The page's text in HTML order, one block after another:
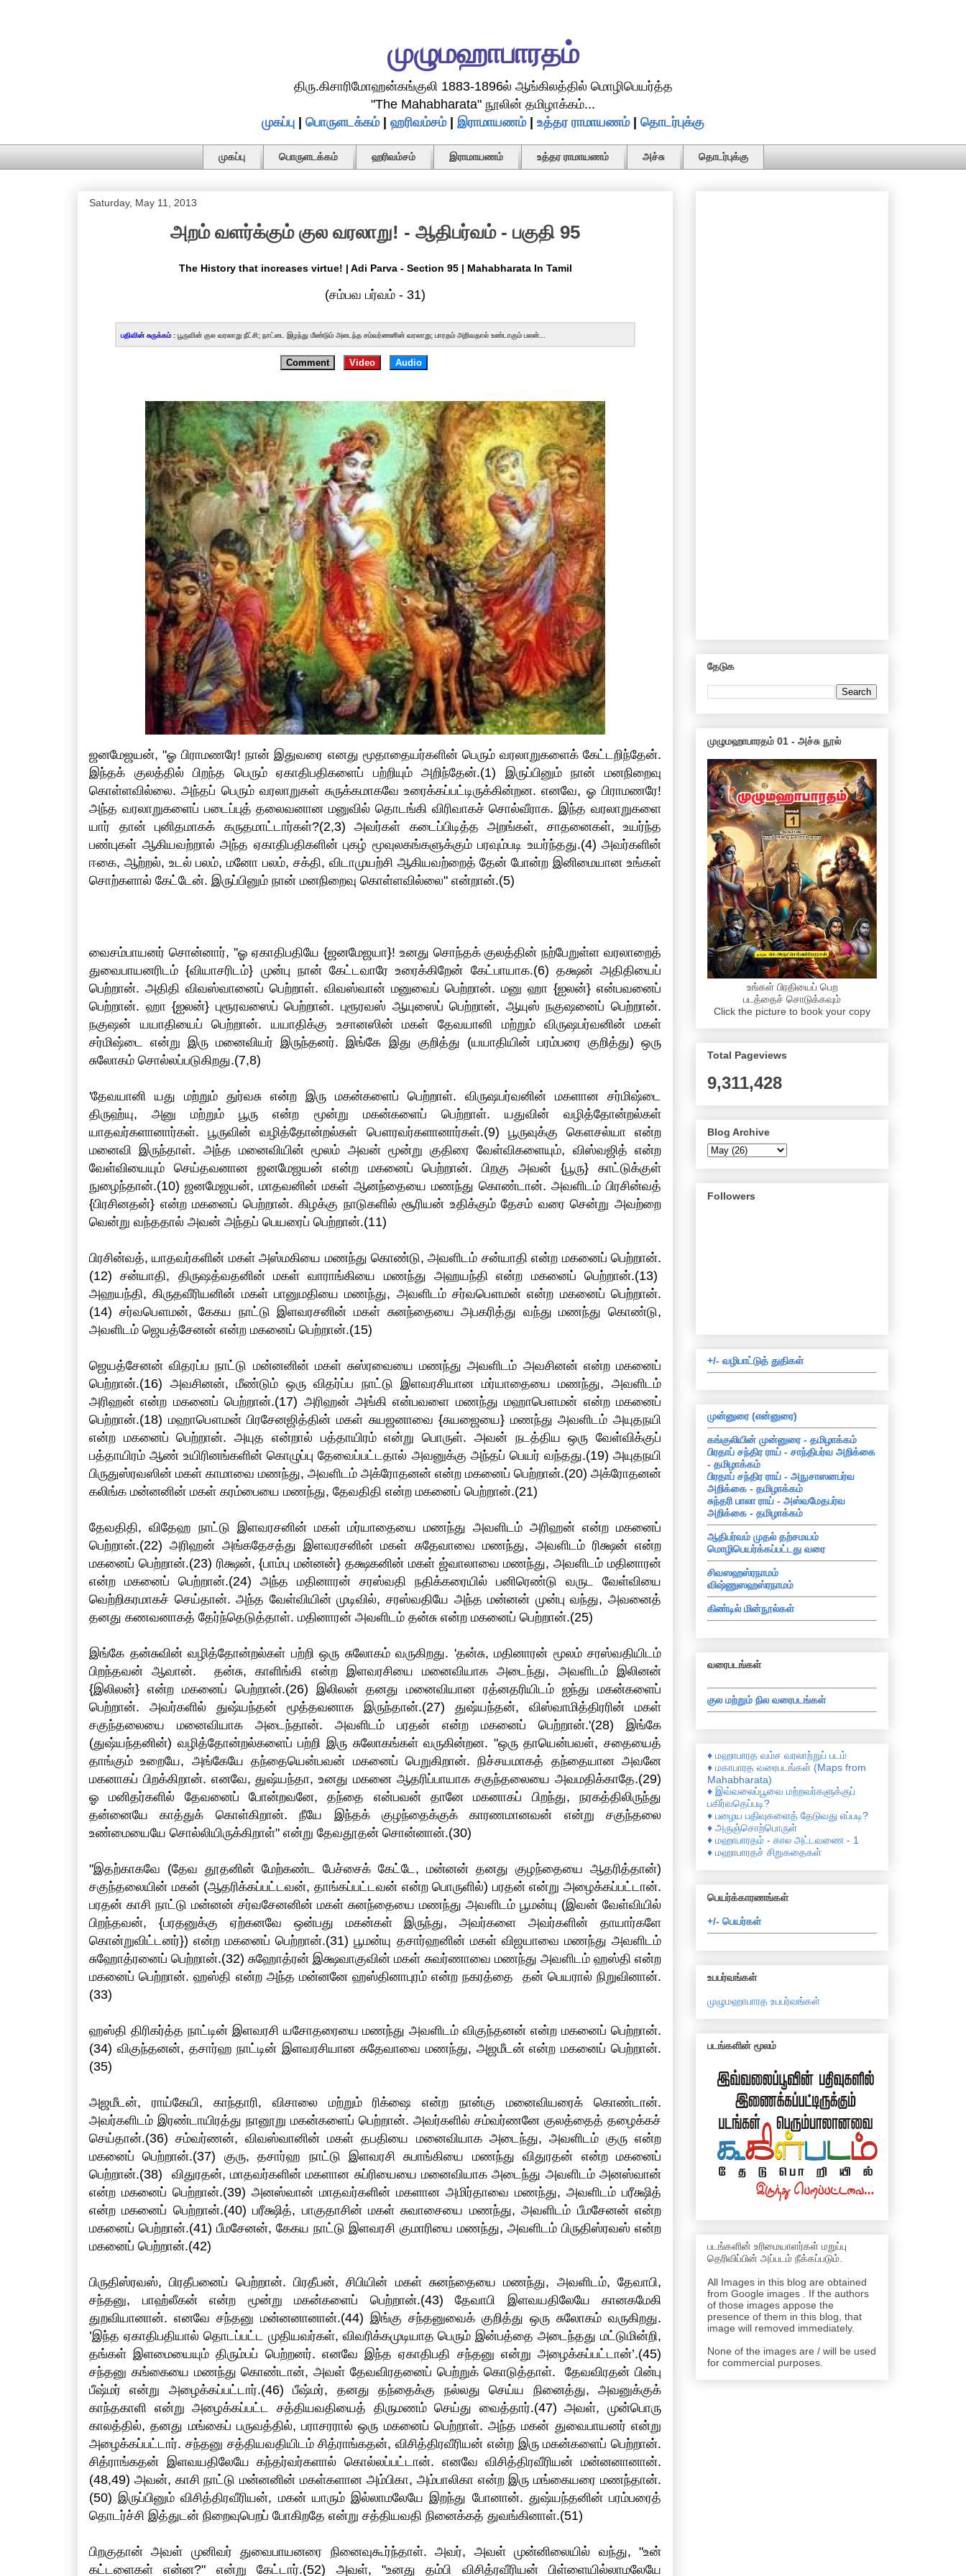
முழுமஹாபாரதம்
திரு.கிசாரிமோஹன்கங்குலி 1883-1896ல் ஆங்கிலத்தில் மொழிபெயர்த்த
"The Mahabharata" நூலின் தமிழாக்கம்...
முகப்பு
பொருளடக்கம்| ஹரிவம்சம்| இராமாயணம்| உத்தர ராமாயணம்| தொடர்புக்கு
முகப்பு பொருளடக்கம் ஹரிவம்சம் இராமாயணம் உத்தர ராமாயணம் அச்சு தொடர்புக்கு
Saturday, May 11, 2013
அறம் வளர்க்கும் குல வரலாறு! - ஆதிபர்வம் - பகுதி 95
The History that increases virtue! | Adi Parva - Section 95 | Mahabharata In Tamil
(சம்பவ பர்வம் - 31)
பதிவின் சுருக்கம் : பூருவின் குல வரலாறு நீட்சி; நாட்டை இழந்து மீண்டும் அடைந்த சம்வர்ணனின் வரலாறு; பாரதம் அறிவதால் உண்டாகும் பலன்...
Comment Video Audio
ஜனமேஜயன், "ஓ பிராமணரே! நான் இதுவரை எனது மூதாதையர்களின் பெரும் வரலாறுகளைக் கேட்டறிந்தேன்.
இந்தக் குலத்தில் பிறந்த பெரும் ஏகாதிபதிகளைப் பற்றியும் அறிந்தேன்.(1) இருப்பினும் நான் மனநிறைவு
கொள்ளவில்லை. அந்தப் பெரும் வரலாறுகள் சுருக்கமாகவே உரைக்கப்பட்டிருக்கின்றன. எனவே, ஓ பிராமணரே!
அந்த வரலாறுகளைப் படைப்புத் தலைவனான மனுவில் தொடங்கி விரிவாகச் சொல்வீராக. இந்த வரலாறுகளை
யார் தான் புனிதமாகக் கருதமாட்டார்கள்?(2,3) அவர்கள் கடைப்பிடித்த அறங்கள், சாதனைகள், உயர்ந்த
பண்புகள் ஆகியவற்றால் அந்த ஏகாதிபதிகளின் புகழ் மூவுலகங்களுக்கும் பரவும்படி உயர்ந்தது.(4) அவர்களின்
ஈகை, ஆற்றல், உடல் பலம், மனோ பலம், சக்தி, விடாமுயற்சி ஆகியவற்றைத் தேன் போன்ற இனிமையான உங்கள்
சொற்களால் கேட்டேன். இருப்பினும் நான் மனநிறைவு கொள்ளவில்லை" என்றான்.(5)
வைசம்பாயனர் சொன்னார், "ஓ ஏகாதிபதியே {ஜனமேஜயா}! உனது சொந்தக் குலத்தின் நற்பேறுள்ள வரலாறைத்
துவைபாயனரிடம் {வியாசரிடம்} முன்பு நான் கேட்டவாரே உரைக்கிறேன் கேட்பாயாக.(6) தக்ஷன் அதிதியைப்
பெற்றான். அதிதி விவஸ்வானைப் பெற்றாள். விவஸ்வான் மனுவைப் பெற்றான். மனு ஹா {ஐலன்} என்பவனைப்
பெற்றான். ஹா {ஐலன்} புரூரவஸைப் பெற்றான். புரூரவஸ் ஆயுஸைப் பெற்றான், ஆயுஸ் நகுஷனைப் பெற்றான்.
நகுஷன் யயாதியைப் பெற்றான். யயாதிக்கு உசானஸின் மகள் தேவயானி மற்றும் விருஷபர்வனின் மகள்
சர்மிஷ்டை என்று இரு மனைவியர் இருந்தனர். இங்கே இது குறித்து (யயாதியின் பரம்பரை குறித்து) ஒரு
சுலோகம் சொல்லப்படுகிறது.(7,8)
'தேவயானி யது மற்றும் துர்வசு என்ற இரு மகன்களைப் பெற்றாள். விருஷபர்வனின் மகளான சர்மிஷ்டை
திருஹ்யு, அனு மற்றும் பூரு என்ற மூன்று மகன்களைப் பெற்றாள். யதுவின் வழித்தோன்றல்கள்
யாதவர்களானார்கள். பூருவின் வழித்தோன்றல்கள் பௌரவர்களானார்கள்.(9) பூருவுக்கு கௌசல்யா என்ற
மனைவி இருந்தாள். அந்த மனைவியின் மூலம் அவன் மூன்று குதிரை வேள்விகளையும், விஸ்வஜித் என்ற
வேள்வியையும் செய்தவனான ஜனமேஜயன் என்ற மகனைப் பெற்றான். பிறகு அவன் {பூரு} காட்டுக்குள்
நுழைந்தான்.(10) ஜனமேஜயன், மாதவனின் மகள் ஆனந்தையை மணந்து கொண்டான். அவளிடம் பிரசின்வத்
{பிரசினதன்} என்ற மகனைப் பெற்றான். கிழக்கு நாடுகளில் சூரியன் உதிக்கும் தேசம் வரை சென்று அவற்றை
வென்று வந்ததால் அவன் அந்தப் பெயரைப் பெற்றான்.(11)
பிரசின்வத், யாதவர்களின் மகள் அஸ்மகியை மணந்து கொண்டு, அவளிடம் சன்யாதி என்ற மகனைப் பெற்றான்.
(12) சன்யாதி, திருஷத்வதனின் மகள் வாராங்கியை மணந்து அஹயந்தி என்ற மகனைப் பெற்றான்.(13)
அஹயந்தி, கிருதவீரியனின் மகள் பானுமதியை மணந்து, அவளிடம் சர்வபௌமன் என்ற மகனைப் பெற்றான்.
(14) சர்வபௌமன், கேகய நாட்டு இளவரசனின் மகள் சுனந்தையை அபகரித்து வந்து மணந்து கொண்டு,
அவளிடம் ஜெயத்சேனன் என்ற மகனைப் பெற்றான்.(15)
ஜெயத்சேனன் விதரப்ப நாட்டு மன்னனின் மகள் சுஸ்ரவையை மணந்து அவளிடம் அவசினன் என்ற மகனைப்
பெற்றான்.(16) அவசினன், மீண்டும் ஒரு விதர்ப்ப நாட்டு இளவரசியான மர்யாதையை மணந்து, அவளிடம்
அரிஹன் என்ற மகனைப் பெற்றான்.(17) அரிஹன் அங்கி என்பவளை மணந்து மஹாபௌமன் என்ற மகனைப்
பெற்றான்.(18) மஹாபௌமன் பிரசேனஜித்தின் மகள் சுயஜனாவை {சுயஜையை} மணந்து அவளிடம் அயுதநயி
என்ற மகனைப் பெற்றான். அயுத என்றால் பத்தாயிரம் என்று பொருள். அவன் நடத்திய ஒரு வேள்விக்குப்
பத்தாயிரம் ஆண் உயிரினங்களின் கொழுப்பு தேவைப்பட்டதால் அவனுக்கு அந்தப் பெயர் வந்தது.(19) அயுதநயி
பிருதுஸ்ரவஸின் மகள் காமாவை மணந்து, அவளிடம் அக்ரோதனன் என்ற மகனைப் பெற்றான்.(20) அக்ரோதனன்
கலிங்க மன்னனின் மகள் கரம்பையை மணந்து, தேவதிதி என்ற மகனைப் பெற்றான்.(21)
தேவதிதி, விதேஹ நாட்டு இளவரசனின் மகள் மர்யாதையை மணந்து அவளிடம் அரிஹன் என்ற மகனைப்
பெற்றான்.(22) அரிஹன் அங்கதேசத்து இளவரசனின் மகள் சுதேவாவை மணந்து, அவளிடம் ரிக்ஷன் என்ற
மகனைப் பெற்றான்.(23) ரிக்ஷன், {பாம்பு மன்னன்} தக்ஷகனின் மகள் ஜ்வாலாவை மணந்து, அவளிடம் மதினாரன்
என்ற மகனைப் பெற்றான்.(24) அந்த மதினாரன் சரஸ்வதி நதிக்கரையில் பனிரெண்டு வருட வேள்வியை
வெற்றிகரமாகச் செய்தான். அந்த வேள்வியின் முடிவில், சரஸ்வதியே அந்த மன்னன் முன்பு வந்து, அவனைத்
தனது கணவனாகத் தேர்ந்தெடுத்தாள். மதினாரன் அவளிடம் தன்சு என்ற மகனைப் பெற்றான்.(25)
இங்கே தன்சுவின் வழித்தோன்றல்கள் பற்றி ஒரு சுலோகம் வருகிறது. 'தன்சு, மதினாரன் மூலம் சரஸ்வதியிடம்
பிறந்தவன் ஆவான். தன்சு, காளிங்கி என்ற இளவரசியை மனைவியாக அடைந்து, அவளிடம் இலினன்
{இலிலன்} என்ற மகனைப் பெற்றான்.(26) இலிலன் தனது மனைவியான ரத்னதரியிடம் ஐந்து மகன்களைப்
பெற்றான். அவர்களில் துஷ்யந்தன் மூத்தவனாக இருந்தான்.(27) துஷ்யந்தன், விஸ்வாமித்திரரின் மகள்
சகுந்தலையை மனைவியாக அடைந்தான். அவளிடம் பரதன் என்ற மகனைப் பெற்றான்.'(28) இங்கே
(துஷ்யந்தனின்) வழித்தோன்றல்களைப் பற்றி இரு சுலோகங்கள் வருகின்றன. "ஒரு தாயென்பவள், சதையைத்
தாங்கும் உறையே, அங்கேயே தந்தையென்பவன் மகனைப் பெறுகிறான். நிச்சயமாகத் தந்தையான அவனே
மகனாகப் பிறக்கிறான். எனவே, துஷ்யந்தா, உனது மகனை ஆதரிப்பாயாக சகுந்தலையை அவமதிக்காதே.(29)
ஓ மனிதர்களில் தேவனைப் போன்றவனே, தந்தை என்பவன் தானே மகனாகப் பிறந்து, நரகத்திலிருந்து
தன்னையே காத்துக் கொள்கிறான். நீயே இந்தக் குழந்தைக்குக் காரணமானவன் என்று சகுந்தலை
உண்மையையே சொல்லியிருக்கிறாள்" என்று தேவதூதன் சொன்னான்.(30)
"இதற்காகவே (தேவ தூதனின் மேற்கண்ட பேச்சைக் கேட்டே, மன்னன் தனது குழந்தையை ஆதரித்தான்)
சகுந்தலையின் மகன் (ஆதரிக்கப்பட்டவன், தாங்கப்பட்டவன் என்ற பொருளில்) பரதன் என்று அழைக்கப்பட்டான்.
பரதன் காசி நாட்டு மன்னன் சர்வசேனனின் மகள் சுனந்தையை மணந்து அவளிடம் பூமன்யு (இவன் வேள்வியில்
பிறந்தவன், {பரதனுக்கு ஏற்கனவே ஒன்பது மகன்கள் இருந்து, அவர்களை அவர்களின் தாயார்களே
கொன்றுவிட்டனர்}) என்ற மகனைப் பெற்றான்.(31) பூமன்யு தசார்ஹனின் மகள் விஜயாவை மணந்து அவளிடம்
சுஹோத்ரனைப் பெற்றான்.(32) சுஹோத்ரன் இக்ஷவாகுவின் மகள் சுவர்ணாவை மணந்து அவளிடம் ஹஸ்தி என்ற
மகனைப் பெற்றான். ஹஸ்தி என்ற அந்த மன்னனே ஹஸ்தினாபுரம் என்ற நகரத்தை தன் பெயரால் நிறுவினான்.
(33)
ஹஸ்தி திரிகர்த்த நாட்டின் இளவரசி யசோதரையை மணந்து அவளிடம் விகுந்தனன் என்ற மகனைப் பெற்றான்.
(34) விகுந்தனன், தசார்ஹ நாட்டின் இளவரசியான சுதேவாவை மணந்து, அஜமீடன் என்ற மகனைப் பெற்றான்.
(35)
அஜமீடன், ராய்கேயி, காந்தாரி, விசாலை மற்றும் ரிக்ஷை என்ற நான்கு மனைவியரைக் கொண்டான்.
அவர்களிடம் இரண்டாயிரத்து நானூறு மகன்களைப் பெற்றான். அவர்களில் சம்வர்ணனே குலத்தைத் தழைக்கச்
செய்தான்.(36) சம்வர்ணன், விவஸ்வானின் மகள் தபதியை மனைவியாக அடைந்து, அவளிடம் குரு என்ற
மகனைப் பெற்றான்.(37) குரு, தசார்ஹ நாட்டு இளவரசி சுபாங்கியை மணந்து விதுரதன் என்ற மகனைப்
பெற்றான்.(38) விதுரதன், மாதவர்களின் மகளான சுப்ரியையை மனைவியாக அடைந்து அவளிடம் அனஸ்வான்
என்ற மகனைப் பெற்றான்.(39) அனஸ்வான் மாதவர்களின் மகளான அமிர்தாவை மணந்து, அவளிடம் பரீக்ஷித்
என்ற மகனைப் பெற்றான்.(40) பரீக்ஷித், பாகுதாசின் மகள் சுவாசையை மணந்து, அவளிடம் பீமசேனன் என்ற
மகனைப் பெற்றான்.(41) பீமசேனன், கேகய நாட்டு இளவரசி குமாரியை மணந்து, அவளிடம் பிருதிஸ்ரவஸ் என்ற
மகனைப் பெற்றான்.(42)
பிருதிஸ்ரவஸ், பிரதீபனைப் பெற்றான். பிரதீபன், சிபியின் மகள் சுனந்தையை மணந்து, அவளிடம், தேவாபி,
சந்தனு, பாஹ்லீகன் என்ற மூன்று மகன்களைப் பெற்றான்.(43) தேவாபி இளவயதிலேயே கானகமேகி
துறவியானான். எனவே சந்தனு மன்னனானான்.(44) இங்கு சந்தனுவைக் குறித்து ஒரு சுலோகம் வருகிறது.
’இந்த ஏகாதிபதியால் தொடப்பட்ட முதியவர்கள், விவரிக்கமுடியாத பெரும் இன்பத்தை அடைந்தது மட்டுமின்றி,
தங்கள் இளமையையும் திரும்பப் பெற்றனர். எனவே இந்த ஏகாதிபதி சந்தனு என்று அழைக்கப்பட்டான்’.(45)
சந்தனு கங்கையை மணந்து கொண்டான், அவள் தேவவிரதனைப் பெற்றுக் கொடுத்தாள். தேவவிரதன் பின்பு
பீஷ்மர் என்று அழைக்கப்பட்டார்.(46) பீஷ்மர், தனது தந்தைக்கு நல்லது செய்ய நினைத்து, அவனுக்குக்
காந்தகாளி என்று அழைக்கப்பட்ட சத்தியவதியைத் திருமணம் செய்து வைத்தார்.(47) அவள், முன்பொரு
காலத்தில், தனது மங்கைப் பருவத்தில், பராசரரால் ஒரு மகனைப் பெற்றாள். அந்த மகன் துவைபாயனர் என்று
அழைக்கப்பட்டார். சந்தனு சத்தியவதியிடம் சித்ராங்கதன், விசித்திரவீரியன் என்ற இரு மகன்களைப் பெற்றான்.
சித்ராங்கதன் இளவயதிலேயே கந்தர்வர்களால் கொல்லப்பட்டான். எனவே விசித்திரவீரியன் மன்னனானான்.
(48,49) அவன், காசி நாட்டு மன்னனின் மகள்களான அம்பிகா, அம்பாலிகா என்ற இரு மங்கையரை மணந்தான்.
(50) இருப்பினும் விசித்திரவீரியன், மகன் யாரும் இல்லாமலேயே இறந்து போனான். துஷ்யந்தனின் பரம்பரைத்
தொடர்ச்சி இத்துடன் நிறைவுபெறப் போகிறதே என்று சத்தியவதி நினைக்கத் துவங்கினாள்.(51)
பிறகுதான் அவள் முனிவர் துவைபாயனரை நினைவுகூர்ந்தாள். அவர், அவள் முன்னிலையில் வந்து, "உன்
கட்டளைகள் என்ன?" என்று கேட்டார்.(52) அவள், "உனது தம்பி விசித்ரவீரியன் பிள்ளையில்லாமலேயே
தேடுக
முழுமஹாபாரதம் 01 - அச்சு நூல்
உங்கள் பிரதியைப் பெற
படத்தைச் சொடுக்கவும்
Click the picture to book your copy
Total Pageviews
9,311,428
Blog Archive
Followers
+/- வழிபாட்டுத் துதிகள்
முன்னுரை (என்னுரை)
கங்குலியின் முன்னுரை - தமிழாக்கம்
பிரதாப் சந்திர ராய் - சாந்திபர்வ அறிக்கை
- தமிழாக்கம்
பிரதாப் சந்திர ராய் - அநுசாஸனபர்வ
அறிக்கை - தமிழாக்கம்
சுந்தரி பாலா ராய் - அஸ்வமேதபர்வ
அறிக்கை - தமிழாக்கம்
ஆதிபர்வம் முதல் தற்சமயம்
மொழிபெயர்க்கப்பட்டது வரை
சிவஸஹஸ்ரநாமம்
விஷ்ணுஸஹஸ்ரநாமம்
கிண்டில் மின்நூல்கள்
வரைபடங்கள்
குல மற்றும் நில வரைபடங்கள்
♦ மஹாபாரத வம்ச வரலாற்றுப் படம்
♦ மகாபாரத வரைபடங்கள் (Maps from
Mahabharata)
♦ இவ்வலைப்பூவை மற்றவர்களுக்குப்
பகிர்வதெப்படி?
♦ பழைய பதிவுகளைத் தேடுவது எப்படி?
♦ அருஞ்சொற்பொருள்
♦ மஹாபாரதம் - கால அட்டவணை - 1
♦ மஹாபாரதச் சிறுகதைகள்
பெயர்க்காரணங்கள்
+/- பெயர்கள்
உபபர்வங்கள்
முழுமஹாபாரத உபபர்வங்கள்
படங்களின் மூலம்
படங்களின் உரிமையாளர்கள் மறுப்பு
தெரிவிப்பின் அப்படம் நீக்கப்படும்.
All Images in this blog are obtained
from Google images . If the authors
of those images appose the
presence of them in this blog, that
image will removed immediately.
None of the images are / will be used
for commercial purposes.